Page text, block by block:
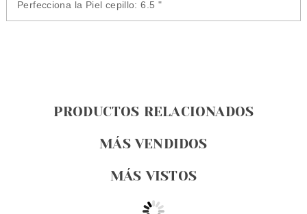
Perfecciona la Piel cepillo: 6.5 "
PRODUCTOS RELACIONADOS
MÁS VENDIDOS
MÁS VISTOS